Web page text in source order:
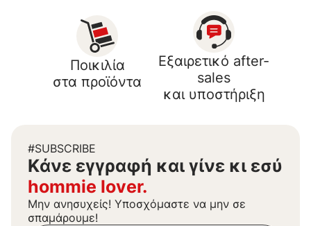
Ποικιλία
στα προϊόντα
Εξαιρετικό after-
sales
και υποστήριξη
#SUBSCRIBE
Kάνε εγγραφή και γίνε κι εσύ
hommie lover.
Μην ανησυχείς! Υποσχόμαστε να μην σε
σπαμάρουμε!